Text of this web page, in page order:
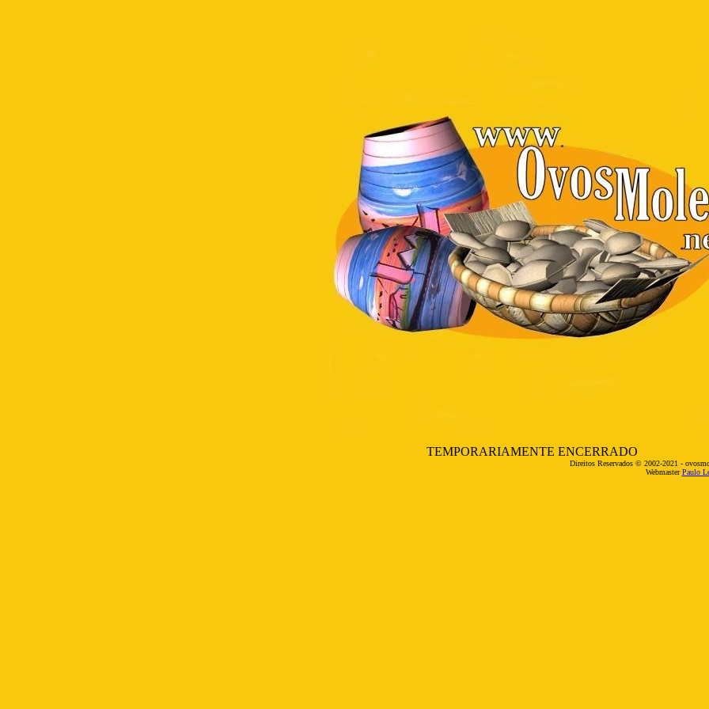
TEMPORARIAMENTE ENCERRADO
Direitos Reservados © 2002-2021 -
WebmasterPaulo